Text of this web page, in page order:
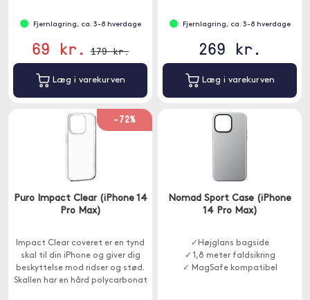
Fjernlagring, ca. 3-8 hverdage
69 kr. 179 kr.
Læg i varekurven
Fjernlagring, ca. 3-8 hverdage
269 kr.
Læg i varekurven
-72%
Puro Impact Clear (iPhone 14
Pro Max)
Impact Clear coveret er en tynd
skal til din iPhone og giver dig
beskyttelse mod ridser og stød.
Skallen har en hård polycarbonat
Nomad Sport Case (iPhone
14 Pro Max)
✓Højglans bagside
✓ 1,8 meter faldsikring
✓ MagSafe kompatibel